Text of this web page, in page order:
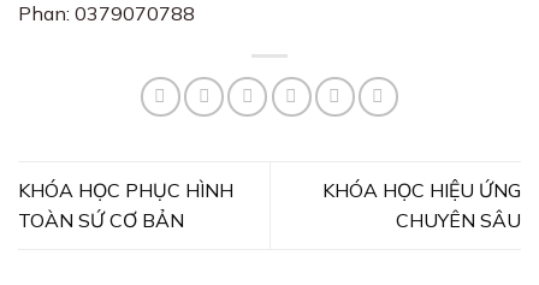
Phan: 0379070788
KHÓA HỌC PHỤC HÌNH
TOÀN SỨ CƠ BẢN
KHÓA HỌC HIỆU ỨNG
CHUYÊN SÂU